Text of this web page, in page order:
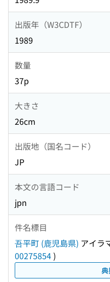
出版年（W3CDTF）
1989
数量
37p
大きさ
26cm
出版地（国名コード）
JP
本文の言語コード
jpn
件名標目
吾平町 (鹿児島県) アイラ
00275854)